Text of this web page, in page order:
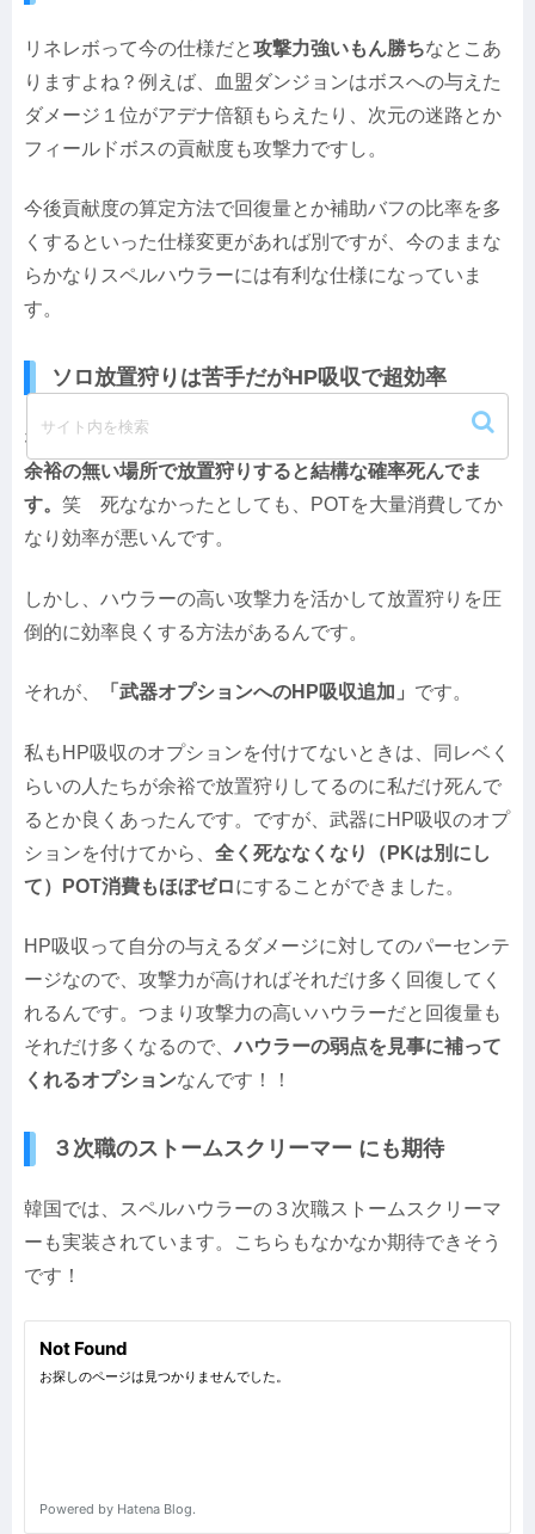
リネレボって今の仕様だと攻撃力強いもん勝ちなとこあ
りますよね？例えば、血盟ダンジョンはボスへの与えた
ダメージ１位がアデナ倍額もらえたり、次元の迷路とか
フィールドボスの貢献度も攻撃力ですし。
今後貢献度の算定方法で回復量とか補助バフの比率を多
くするといった仕様変更があれば別ですが、今のままな
らかなりスペルハウラーには有利な仕様になっていま
す。
ソロ放置狩りは苦手だがHP吸収で超効率
なんども言いますが、ハウラーは防御が紙なのであまり
余裕の無い場所で放置狩りすると結構な確率死んでま
す。 笑 死ななかったとしても、POTを大量消費してか
なり効率が悪いんです。
しかし、ハウラーの高い攻撃力を活かして放置狩りを圧
倒的に効率良くする方法があるんです。
それが、 「武器オプションへのHP吸収追加」 です。
私もHP吸収のオプションを付けてないときは、同レベく
らいの人たちが余裕で放置狩りしてるのに私だけ死んで
るとか良くあったんです。ですが、武器にHP吸収のオプ
ションを付けてから、 全く死ななくなり（PKは別にし
て）POT消費もほぼゼロにすることができました。
HP吸収って自分の与えるダメージに対してのパーセンテ
ージなので、攻撃力が高ければそれだけ多く回復してく
れるんです。つまり攻撃力の高いハウラーだと回復量も
それだけ多くなるので、ハウラーの弱点を見事に補って
くれるオプションなんです！！
３次職のストームスクリーマー にも期待
韓国では、スペルハウラーの３次職ストームスクリーマ
ーも実装されています。こちらもなかなか期待できそう
です！